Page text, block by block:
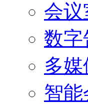
会
数字
多
智能